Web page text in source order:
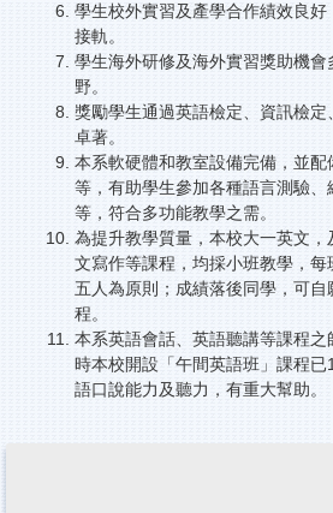
學生校外實習及產學合作績效良
接軌。
學生海外研修及海外實習獎助機會
野。
獎勵學生通過英語檢定、資訊檢
卓著。
本系軟硬體和教室設備完備，並
等，有助學生參加各種語言測驗
等，符合多功能教學之需。
為提升教學質量，本校大一英文
文寫作等課程，均採小班教學，
五人為原則；成績落後同學，可
程。
本系英語會話、英語聽講等課程之
時本校開設「午間英語班」課程
語口說能力及聽力，有重大幫助。